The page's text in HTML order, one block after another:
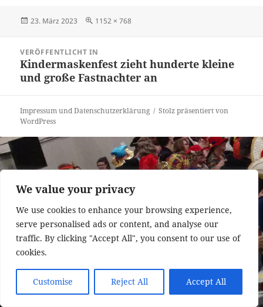
We value your privacy
We use cookies to enhance your browsing experience,
serve personalised ads or content, and analyse our
traffic. By clicking "Accept All", you consent to our use of
cookies.
Customise Reject All Accept All
Veröffentlicht
23. März 2023 Originalgröße
1152 × 768
VERÖFFENTLICHT IN
Kindermaskenfest zieht hunderte kleine
und große Fastnachter an
Impressum und Datenschutzerklärung
Stolz präsentiert von
WordPress